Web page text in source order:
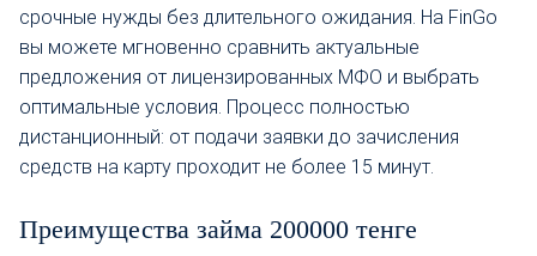
срочные нужды без длительного ожидания. На FinGo
вы можете мгновенно сравнить актуальные
предложения от лицензированных МФО и выбрать
оптимальные условия. Процесс полностью
дистанционный: от подачи заявки до зачисления
средств на карту проходит не более 15 минут.
Преимущества займа 200000 тенге